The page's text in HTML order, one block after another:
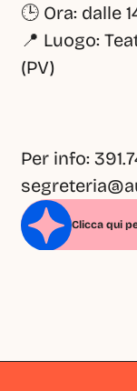
🕒 Ora: dalle
📍 Luogo:
(PV)
Per info:
Clicca qui